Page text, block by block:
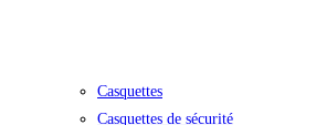
Casquettes
Casquettes de sécurité